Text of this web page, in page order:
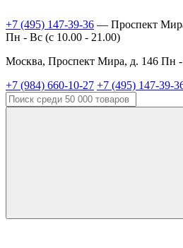
+7 (495) 147-39-36 — Проспект
Пн - Вс (c 10.00 - 21.00)
Москва, Проспект Мира, д. 146 Пн -
+7 (984) 660-10-27 +7 (495) 147-39-